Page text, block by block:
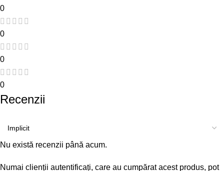
0
0
0
0
Recenzii
Nu există recenzii până acum.
Numai clienții autentificați, care au cumpărat acest produs, pot